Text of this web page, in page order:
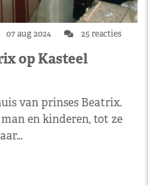
07 aug 2024 25 reacties
op Kasteel
van prinses Beatrix.
en kinderen, tot ze